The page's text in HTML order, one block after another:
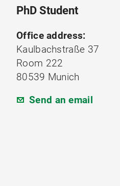
PhD Student
Office address:
Kaulbachstraße 37
Room 222
80539 Munich
Send an email